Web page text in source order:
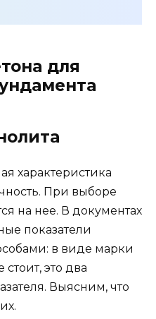
для
характеристика
При выборе
на нее. В документах
показатели
в виде марки
стоит, это два
Выясним, что